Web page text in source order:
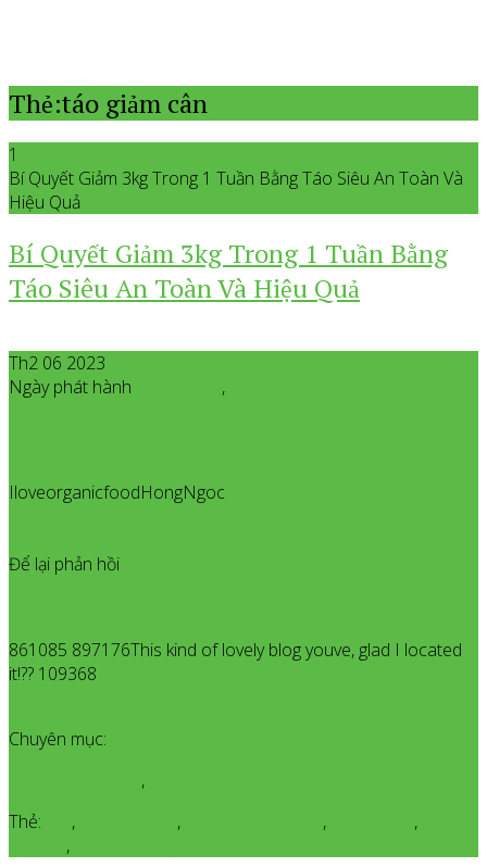
Thẻ:táo giảm cân
1
Bí Quyết Giảm 3kg Trong 1 Tuần Bằng Táo Siêu An Toàn Và
Hiệu Quả
Bí Quyết Giảm 3kg Trong 1 Tuần Bằng
Táo Siêu An Toàn Và Hiệu Quả
Th2 06 2023
Ngày phát hành
,
IloveorganicfoodHongNgoc
Để lại phản hồi
861085 897176This kind of lovely blog youve, glad I located
it!?? 109368
Chuyên mục:
,
Thẻ:
, , , ,
,